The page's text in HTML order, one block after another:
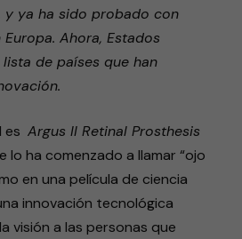
y ya ha sido probado con
Ahora, Estados
de países que han
es Argus II Retinal Prosthesis
lo ha comenzado a llamar “ojo
en una película de ciencia
innovación tecnológica
visión a las personas que